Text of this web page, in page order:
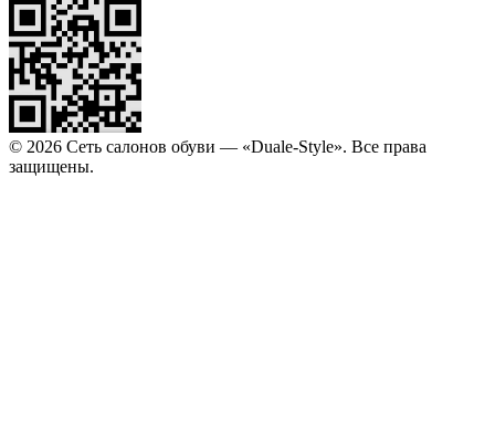
© 2026 Сеть салонов обуви — «Duale-Style». Все права
защищены.